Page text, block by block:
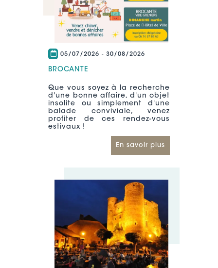
05/07/2026 - 30/08/2026
BROCANTE
Que vous soyez à la recherche
d'une bonne affaire, d'un objet
insolite ou simplement d'une
balade conviviale, venez
profiter de ces rendez-vous
estivaux !
En savoir plus